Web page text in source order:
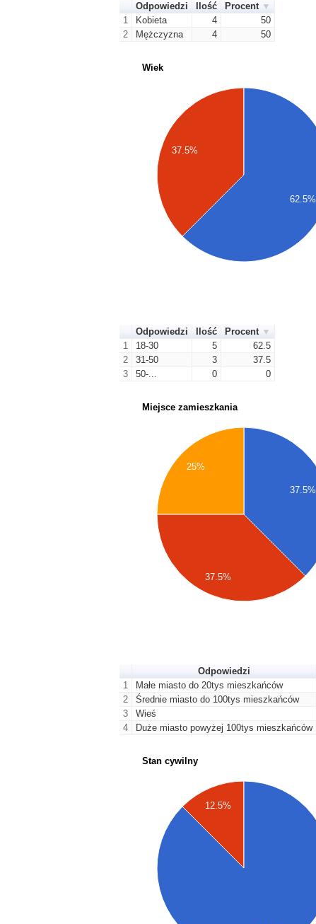
Odpowiedzi Ilość
Procent
1
Kobieta 4
50
2
Mężczyzna 4 50
Wiek
37.5%
62.5%
Odpowiedzi Ilość
Procent
1
18-30 5
62.5
2
31-50 3
37.5
3
50-... 0 0
Miejsce zamieszkania
37.5%
25%
37.5%
Odpowiedzi
1
Małe miasto do 20tys mieszkańców
2
Średnie miasto do 100tys mieszkańców
3
Wieś
4
Duże miasto powyżej 100tys mieszkańców
Stan cywilny
12.5%